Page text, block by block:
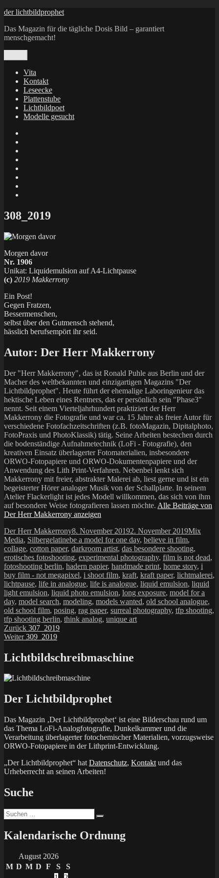
Zum
springen
der lichtbildprophet
Das Magazin für die tägliche Dosis Bild – garantiert
menschgemacht!
Vita
Kontakt
Leseecke
Plattenstube
Lichtbildpoet
Modelle gesucht
X
308_2019
Morgen davor
Nr. 1906
Unikat: Liquidemulsion auf A4-Lichtpause
(c) 2019 Makkerrony
Ein Post!
Gegen Fratzen,
Bessermenschen,
selbst über den Gutmensch stehend,
hässlich berufsempört ihr seid.
Autor: Der Herr Makkerrony
Der "Herr Makkerrony", das ist Ronald Puhle aus Berlin und der
Macher des weltbekannten und einzigartigen Magazins "Der
Lichtbildprophet". Heute führt der ehemalige Laboringenieur das
hektische Leben eines Rentners, das er persönlich sein "Phase3"
nennt. Seit einem Vierteljahrhundert praktiziert der Herr
Makkerrony die Fotografie und war ca. 15 Jahre als freier Autor für
verschiedene Fotofachzeitschriften (z.B. fotoMagazin, Dipitalphoto,
FotoPraxis und PhotoKlassik) tätig. Seine Arbeiten bestechen durch
die bodenständige Aufnahmetechnik (LoFi - Fotografie), den
kreativen Einsatz überlagerter Fotomaterialien, insbesondere
ORWO-Fotopapiere und ORWO-Dokumentenpapiere und der
Anwendung des Lith Print-Verfahren. Nebenbei lenkt sich
Makkerrony mit freier, abstrakter Malerei ab, liest gerne und ist ein
begeisterter Hörer analoger Musik von der Schallplatte. In seinem
Atelier Flackerlight ist jedes Modell willkommen, das sich von ihm
auf besondere Weise fotografieren lassen möchte. Alle Beiträge von
Der Herr Makkerrony anzeigen
Autor
Der Herr MakkerronyVeröffentlicht
am
8. November 20192. November 2019Mix
Media, SilbergelatineSchlagwörter
be a model for one day, believe in film,
collage, cotton paper, darkroom artist, das besondere shooting,
erotisches fotoshooting, experimental photography, film is not dead,
fotoshooting berlin, hadern papier, handmade print, home story, i
buy film - not megapixel, i shoot film, kraft, kraft paper, lichtmalerei,
lichtpause, life in analogue, life is analogue, liquid emulsion, liquid
light emulsion, liquid photo emulsion, long exposure, model for a
day, model search, modeling, models wanted, old school analogue,
old school film, posing, rag paper, surreal photography, tfp shooting,
tfp shooting berlin, think analog, unique art
Beitragsnavigation
Zurück Vorheriger
Beitrag:
307_2019
Weiter Nächster
309_2019
Lichtbildschreibmaschine
Der Lichtbildprophet
Das Magazin ‚Der Lichtbildprophet‘ ist eine Bilderschau rund um
das Thema LoFi-Analogfotografie, Dunkelkammer und die
Verarbeitung überlagerter fotochemischer Materialien, vorzugsweise
ORWO-Fotopapiere in der Lithprint-Entwicklung.
„Der Lichtbildprophet“ hat Datenschutz, Kontakt und das
Urheberrecht an seinen Arbeiten!
Suche
Suchen
nach:
Kalendarische Ordnung
August 2026
M D M D F S
S